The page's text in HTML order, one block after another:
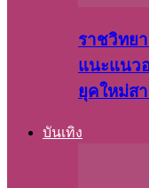
ราชวิทย
แนะแนว
ยุคใหม่ส
บันเทิง